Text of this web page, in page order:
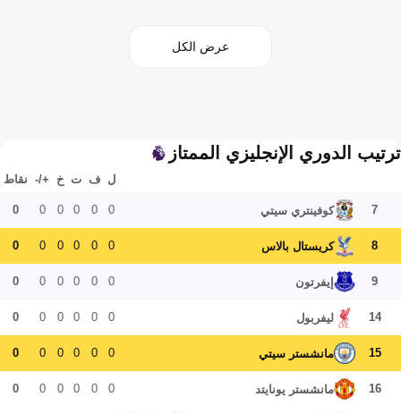
عرض الكل
ترتيب الدوري الإنجليزي الممتاز
ل ف ت خ +/- نقاط
7 كوفينتري سيتي 0
0
0
0
0
0
8 كريستال بالاس 0
0
0
0
0
0
9 إيفرتون 0
0
0
0
0
0
14 ليفربول 0
0
0
0
0
0
15 مانشستر سيتي 0
0
0
0
0
0
16 مانشستر يونايتد 0
0
0
0
0
0